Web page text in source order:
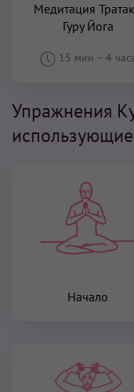
Медитация
Гуру Йога
15 мин – 4
Упражнения
Начало